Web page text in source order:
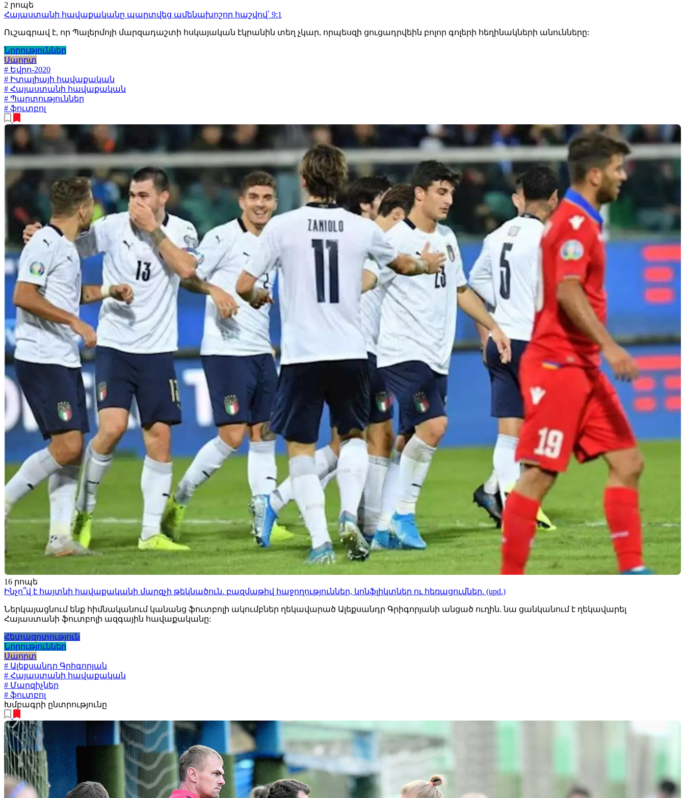
2 րոպե
Հայաստանի հավաքականը պարտվեց ամենախոշոր հաշվով՝ 9:1
Ուշագրավ է, որ Պալերմոյի մարզադաշտի հսկայական էկրանին տեղ չկար, որպեսզի ցուցադրվեին բոլոր գոլերի հեղինակների անունները:
Նորություններ
Սպորտ
# Եվրո-2020
# Իտալիայի հավաքական
# Հայաստանի հավաքական
# Պարտություններ
# ֆուտբոլ
16 րոպե
Ինչո՞վ է հայտնի հավաքականի մարզչի թեկնածուն. բազմաթիվ հաջողություններ, կոնֆլիկտներ ու հեռացումներ. (upd.)
Ներկայացնում ենք հիմնականում կանանց ֆուտբոլի ակումբներ ղեկավարած Ալեքսանդր Գրիգորյանի անցած ուղին. նա ցանկանում է ղեկավարել
Հայաստանի ֆուտբոլի ազգային հավաքականը:
Հետազոտություն
Նորություններ
Սպորտ
# Ալեքսանդր Գրիգորյան
# Հայաստանի հավաքական
# Մարզիչներ
# ֆուտբոլ
Խմբագրի ընտրությունը